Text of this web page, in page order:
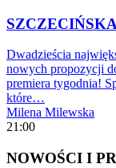
Dwadzieścia
nowych propozycji
premiera tygodnia!
które…
Milena Milewska
21:00
NOWOŚCI I